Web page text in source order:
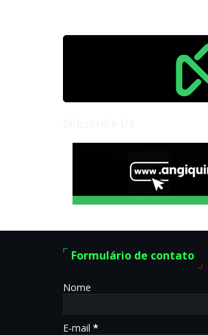
Formulário de contato
Nome
E-mail *